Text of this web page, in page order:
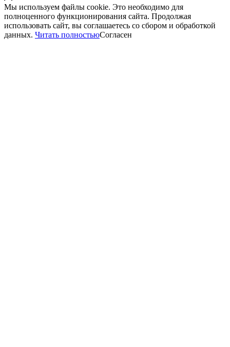
Мы используем файлы cookie. Это необходимо для
полноценного функционирования сайта. Продолжая
использовать сайт, вы соглашаетесь со сбором и обработкой
данных. Читать полностьюСогласен